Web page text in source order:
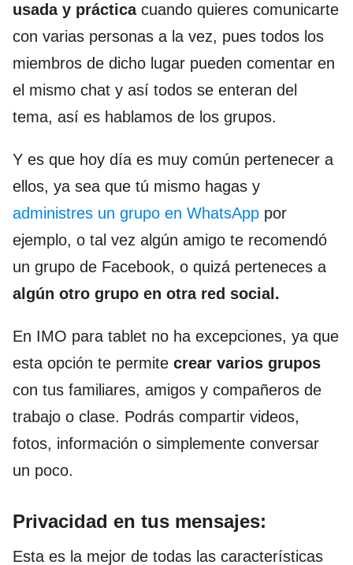
usada y prácticacuando quieres comunicarte
con varias personas a la vez, pues todos los
miembros de dicho lugar pueden comentar en
el mismo chat y así todos se enteran del
tema, así es hablamos de los grupos.
Y es que hoy día es muy común pertenecer a
ellos, ya sea que tú mismo hagas y
administres un grupo en WhatsApp por
ejemplo, o tal vez algún amigo te recomendó
un grupo de Facebook, o quizá perteneces a
algún otro grupo en otra red social.
En IMO para tablet no ha excepciones, ya que
esta opción te permite crear varios grupos
con tus familiares, amigos y compañeros de
trabajo o clase. Podrás compartir videos,
fotos, información o simplemente conversar
un poco.
Privacidad en tus mensajes:
Esta es la mejor de todas las características